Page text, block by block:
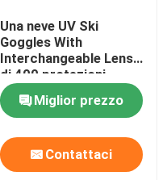
Una neve UV Ski
Goggles With
Interchangeable Lens
di 400 protezioni
Miglior prezzo
Contattaci